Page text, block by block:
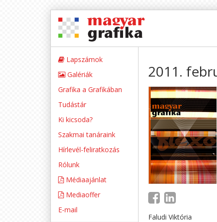
2011.
Faludi Viktória
Lapszámok
Galériák
Grafika a Grafikában
Tudástár
Ki kicsoda?
Szakmai tanáraink
Hírlevél-feliratkozás
Rólunk
Médiaajánlat
Mediaoffer
E-mail